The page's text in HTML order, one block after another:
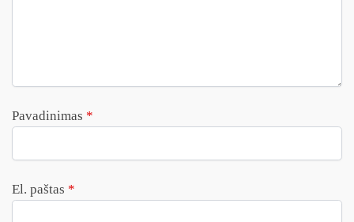
Pavadinimas *
El. paštas *